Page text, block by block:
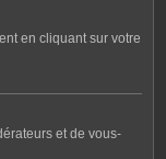
en cliquant sur votre
et de vous-